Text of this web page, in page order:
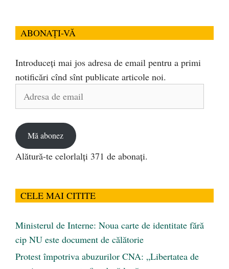
ABONAȚI-VĂ
Introduceți mai jos adresa de email pentru a primi
notificări cînd sînt publicate articole noi.
Mă abonez
Alătură-te celorlalți 371 de abonați.
CELE MAI CITITE
Ministerul de Interne: Noua carte de identitate fără
cip NU este document de călătorie
Protest împotriva abuzurilor CNA: „Libertatea de